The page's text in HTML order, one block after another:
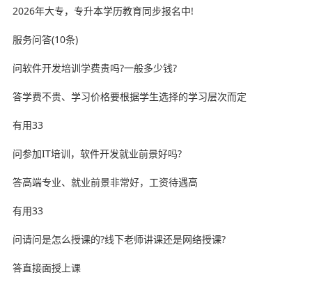
2026年大专，专升本学历教育同步报名中!
服务问答(10条)
问软件开发培训学费贵吗?一般多少钱?
答学费不贵、学习价格要根据学生选择的学习层次而定
有用33
问参加IT培训，软件开发就业前景好吗?
答高端专业、就业前景非常好，工资待遇高
有用33
问请问是怎么授课的?线下老师讲课还是网络授课?
答直接面授上课